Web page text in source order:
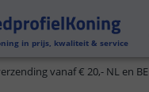
in prijs, kwaliteit & service
2 jaar garantie
vanaf € 20,- NL en BE